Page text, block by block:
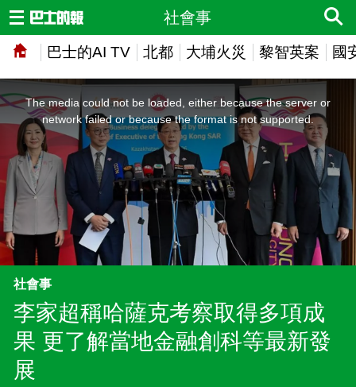
巴士的AI TV 北都 大埔火災 黎智英案 國
社會事
This
a
modal
window.
The media could not be loaded, either because the server or
network failed or because the format is not supported.
社會事
李家超稱哈薩克考察取得多項成
果 更了解當地金融創科等最新發
展